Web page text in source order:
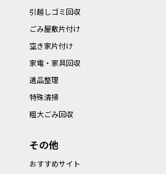
引越しゴミ回収
ごみ屋敷片付け
空き家片付け
家電・家具回収
遺品整理
特殊清掃
粗大ごみ回収
その他
おすすめサイト